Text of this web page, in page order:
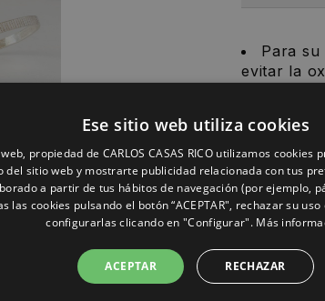
Para su
evitar la
Evita
dañar la
Limpiar
plata.
Ese sitio web utiliza cookies
propiedad de CARLOS CASAS RICO utilizamos cookies
del sitio web y mostrarte publicidad relacionada con tus
a partir de tus hábitos de navegación (por ejemplo,
las cookies pulsando el botón “ACEPTAR", rechazar su
configurarlas clicando en "Configurar". Más
ACEPTAR RECHAZAR